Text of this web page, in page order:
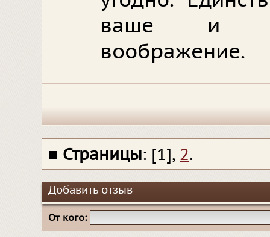
ваше и
воображение.
■ Страницы: [1], 2.
Добавить отзыв
От кого: